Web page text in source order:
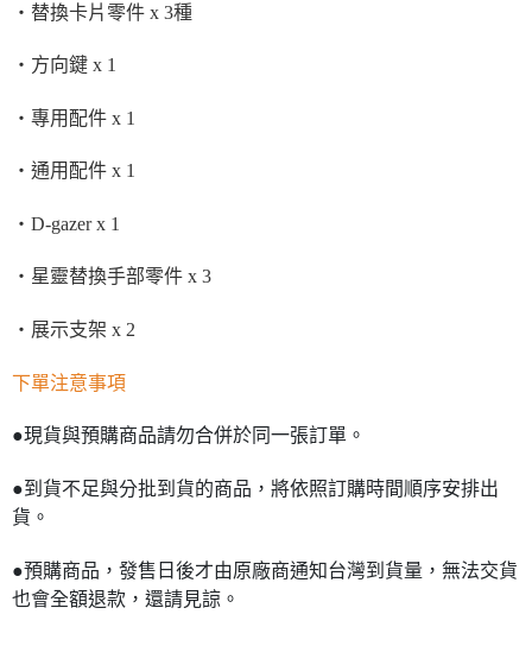
・替換卡片零件 x 3種
・方向鍵 x 1
・專用配件 x 1
・通用配件 x 1
・D-gazer x 1
・星靈替換手部零件 x 3
・展示支架 x 2
下單注意事項
●現貨與預購商品請勿合併於同一張訂單。
●到貨不足與分批到貨的商品，將依照訂購時間順序安排出
貨。
●預購商品，發售日後才由原廠商通知台灣到貨量，無法交貨
也會全額退款，還請見諒。